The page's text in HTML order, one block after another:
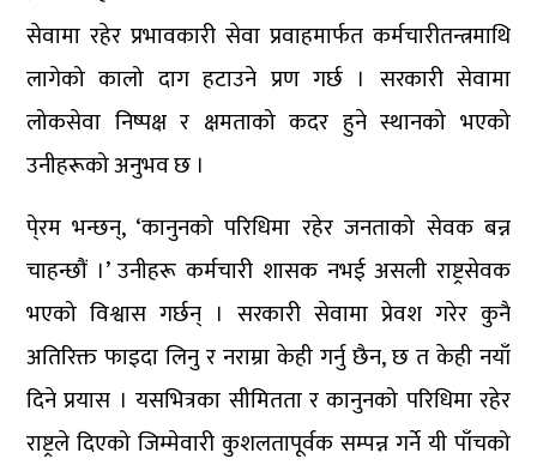
सेवामा रहेर प्रभावकारी सेवा प्रवाहमार्फत कर्मचारीतन्त्रमाथि
लागेको कालो दाग हटाउने प्रण गर्छ । सरकारी सेवामा
लोकसेवा निष्पक्ष र क्षमताको कदर हुने स्थानको भएको
उनीहरूको अनुभव छ ।
पे्रम भन्छन्, ‘कानुनको परिधिमा रहेर जनताको सेवक बन्न
चाहन्छौं ।’ उनीहरू कर्मचारी शासक नभई असली राष्ट्रसेवक
भएको विश्वास गर्छन् । सरकारी सेवामा प्रेवश गरेर कुनै
अतिरिक्त फाइदा लिनु र नराम्रा केही गर्नु छैन, छ त केही नयाँ
दिने प्रयास । यसभित्रका सीमितता र कानुनको परिधिमा रहेर
राष्ट्रले दिएको जिम्मेवारी कुशलतापूर्वक सम्पन्न गर्ने यी पाँचको